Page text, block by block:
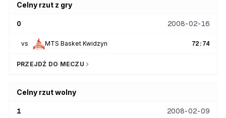
Celny rzut z gry
0 2008-02-16
vs MTS Basket Kwidzyn 72 : 74
PRZEJDŹ DO MECZU
Celny rzut wolny
1 2008-02-09